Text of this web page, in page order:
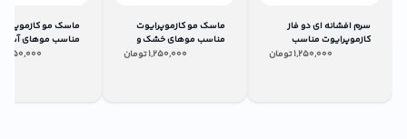
سرم افشانه ای دو فاز
کازموپرایوت مناسب
موهای شکننده و ضعیف
1,250,000تومان
ماسک مو کازموپرایوت
مناسب موهای خشک و
شکننده با آبکشی
1,250,000تومان
ماسک مو
مناسب موهای
1,250,000